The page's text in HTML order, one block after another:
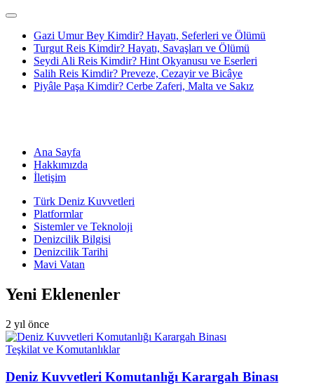
Gazi Umur Bey Kimdir? Hayatı, Seferleri ve Ölümü
Turgut Reis Kimdir? Hayatı, Savaşları ve Ölümü
Seydi Ali Reis Kimdir? Hint Okyanusu ve Eserleri
Salih Reis Kimdir? Preveze, Cezayir ve Bicâye
Piyâle Paşa Kimdir? Cerbe Zaferi, Malta ve Sakız
Ana Sayfa
Hakkımızda
İletişim
Türk Deniz Kuvvetleri
Platformlar
Sistemler ve Teknoloji
Denizcilik Bilgisi
Denizcilik Tarihi
Mavi Vatan
Yeni Eklenenler
2 yıl önce
Teşkilat ve Komutanlıklar
Deniz Kuvvetleri Komutanlığı Karargah Binası